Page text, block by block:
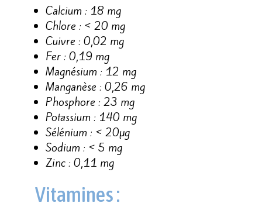
Calcium : 18 mg
Chlore : < 20 mg
Cuivre : 0,02 mg
Fer : 0,19 mg
Magnésium : 12 mg
Manganèse : 0,26 mg
Phosphore : 23 mg
Potassium : 140 mg
Sélénium : < 20µg
Sodium : < 5 mg
Zinc : 0,11 mg
Vitamines :